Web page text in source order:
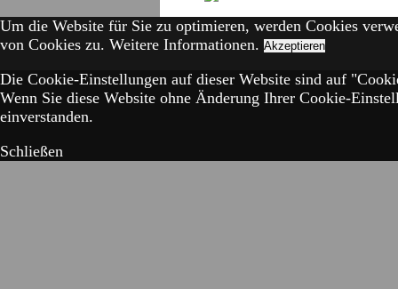
Um die Website für Sie zu optimieren, werden Cookies
von Cookies zu. Weitere Informationen. Akzeptieren
Die Cookie-Einstellungen auf dieser Website sind auf
Wenn Sie diese Website ohne Änderung Ihrer Cookie-
einverstanden.
Schließen